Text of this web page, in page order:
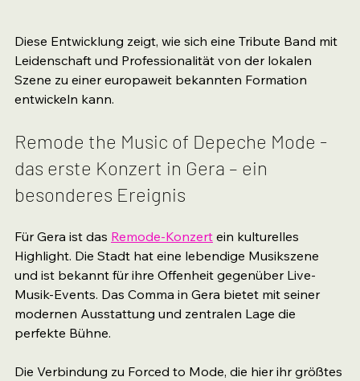
Diese Entwicklung zeigt, wie sich eine Tribute Band mit
Leidenschaft und Professionalität von der lokalen
Szene zu einer europaweit bekannten Formation
entwickeln kann.
Remode the Music of Depeche Mode -
das erste Konzert in Gera – ein
besonderes Ereignis
Für Gera ist das Remode-Konzert ein kulturelles
Highlight. Die Stadt hat eine lebendige Musikszene
und ist bekannt für ihre Offenheit gegenüber Live-
Musik-Events. Das Comma in Gera bietet mit seiner
modernen Ausstattung und zentralen Lage die
perfekte Bühne.
Die Verbindung zu Forced to Mode, die hier ihr größtes